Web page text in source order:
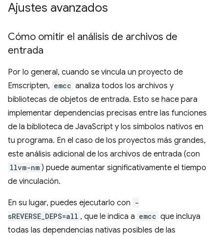
Ajustes avanzados
Cómo omitir el análisis de archivos de
entrada
Por lo general, cuando se vincula un proyecto de
Emscripten, emcc analiza todos los archivos y
bibliotecas de objetos de entrada. Esto se hace para
implementar dependencias precisas entre las funciones
de la biblioteca de JavaScript y los símbolos nativos en
tu programa. En el caso de los proyectos más grandes,
este análisis adicional de los archivos de entrada (con
llvm-nm ) puede aumentar significativamente el tiempo
de vinculación.
En su lugar, puedes ejecutarlo con -
sREVERSE_DEPS=all , que le indica a emcc que incluya
todas las dependencias nativas posibles de las